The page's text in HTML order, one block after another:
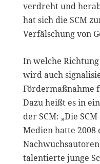
verdreht und
hat sich die SCM
Verfälschung von
In welche
wird auch
Fördermaßnahme
Dazu heißt es in
der SCM: „Die
Medien hatte
talentierte junge